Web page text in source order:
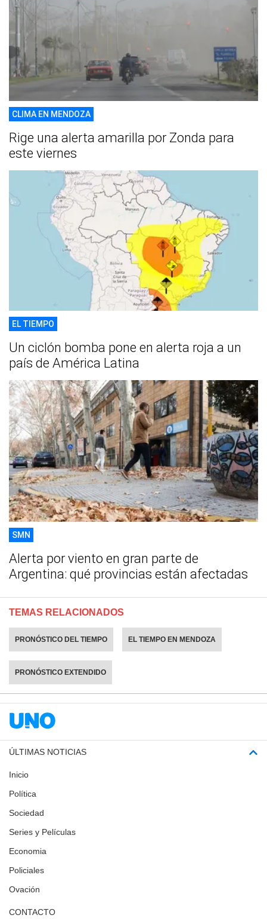
CLIMA EN MENDOZA
Rige una alerta amarilla por Zonda para
este viernes
EL TIEMPO
Un ciclón bomba pone en alerta roja a un
país de América Latina
SMN
Alerta por viento en gran parte de
Argentina: qué provincias están afectadas
TEMAS RELACIONADOS
PRONÓSTICO DEL TIEMPO EL TIEMPO EN MENDOZA
PRONÓSTICO EXTENDIDO
ÚLTIMAS NOTICIAS
Inicio
Política
Sociedad
Series y Películas
Economia
Policiales
Ovación
CONTACTO